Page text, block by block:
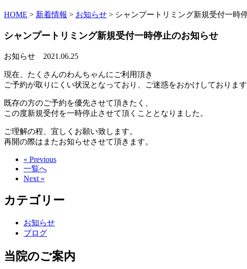
HOME > 新着情報 > お知らせ > シャンプートリミング新規受付一時
シャンプートリミング新規受付一時停止のお知らせ
お知らせ 2021.06.25
現在、たくさんのわんちゃんにご利用頂き
ご予約が取りにくい状況となっており、ご迷惑をおかけしております
既存の方のご予約を優先させて頂きたく、
この度新規受付を一時停止させて頂くこととなりました。
ご理解の程、宜しくお願い致します。
再開の際はまたお知らせさせて頂きます。
« Previous
一覧へ
Next »
カテゴリー
お知らせ
ブログ
当院のご案内